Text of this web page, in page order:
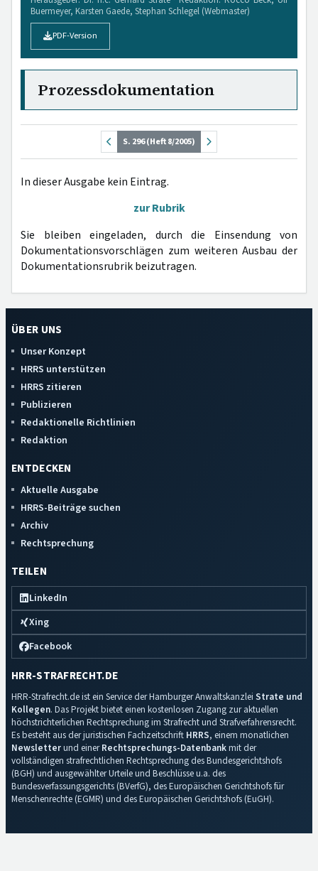
Buermeyer, Karsten Gaede, Stephan Schlegel (Webmaster)
PDF-Version
Prozessdokumentation
S. 296 (Heft 8/2005)
In dieser Ausgabe kein Eintrag.
zur Rubrik
Sie bleiben eingeladen, durch die Einsendung von
Dokumentationsvorschlägen zum weiteren Ausbau der
Dokumentationsrubrik beizutragen.
ÜBER UNS
Unser Konzept
HRRS unterstützen
HRRS zitieren
Publizieren
Redaktionelle Richtlinien
Redaktion
ENTDECKEN
Aktuelle Ausgabe
HRRS-Beiträge suchen
Archiv
Rechtsprechung
TEILEN
LinkedIn
Xing
Facebook
HRR-STRAFRECHT.DE
HRR-Strafrecht.de ist ein Service der Hamburger Anwaltskanzlei Strate und
Kollegen. Das Projekt bietet einen kostenlosen Zugang zur aktuellen
höchstrichterlichen Rechtsprechung im Strafrecht und Strafverfahrensrecht.
Es besteht aus der juristischen Fachzeitschrift HRRS, einem monatlichen
Newsletterund einerRechtsprechungs-Datenbankmit der
vollständigen strafrechtlichen Rechtsprechung des Bundesgerichtshofs
(BGH) und ausgewählter Urteile und Beschlüsse u.a. des
Bundesverfassungsgerichts (BVerfG), des Europäischen Gerichtshofs für
Menschenrechte (EGMR) und des Europäischen Gerichtshofs (EuGH).